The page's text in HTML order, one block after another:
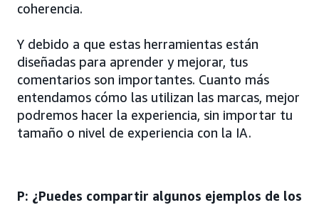
coherencia.
Y debido a que estas herramientas están
diseñadas para aprender y mejorar, tus
comentarios son importantes. Cuanto más
entendamos cómo las utilizan las marcas, mejor
podremos hacer la experiencia, sin importar tu
tamaño o nivel de experiencia con la IA.
P: ¿Puedes compartir algunos ejemplos de los